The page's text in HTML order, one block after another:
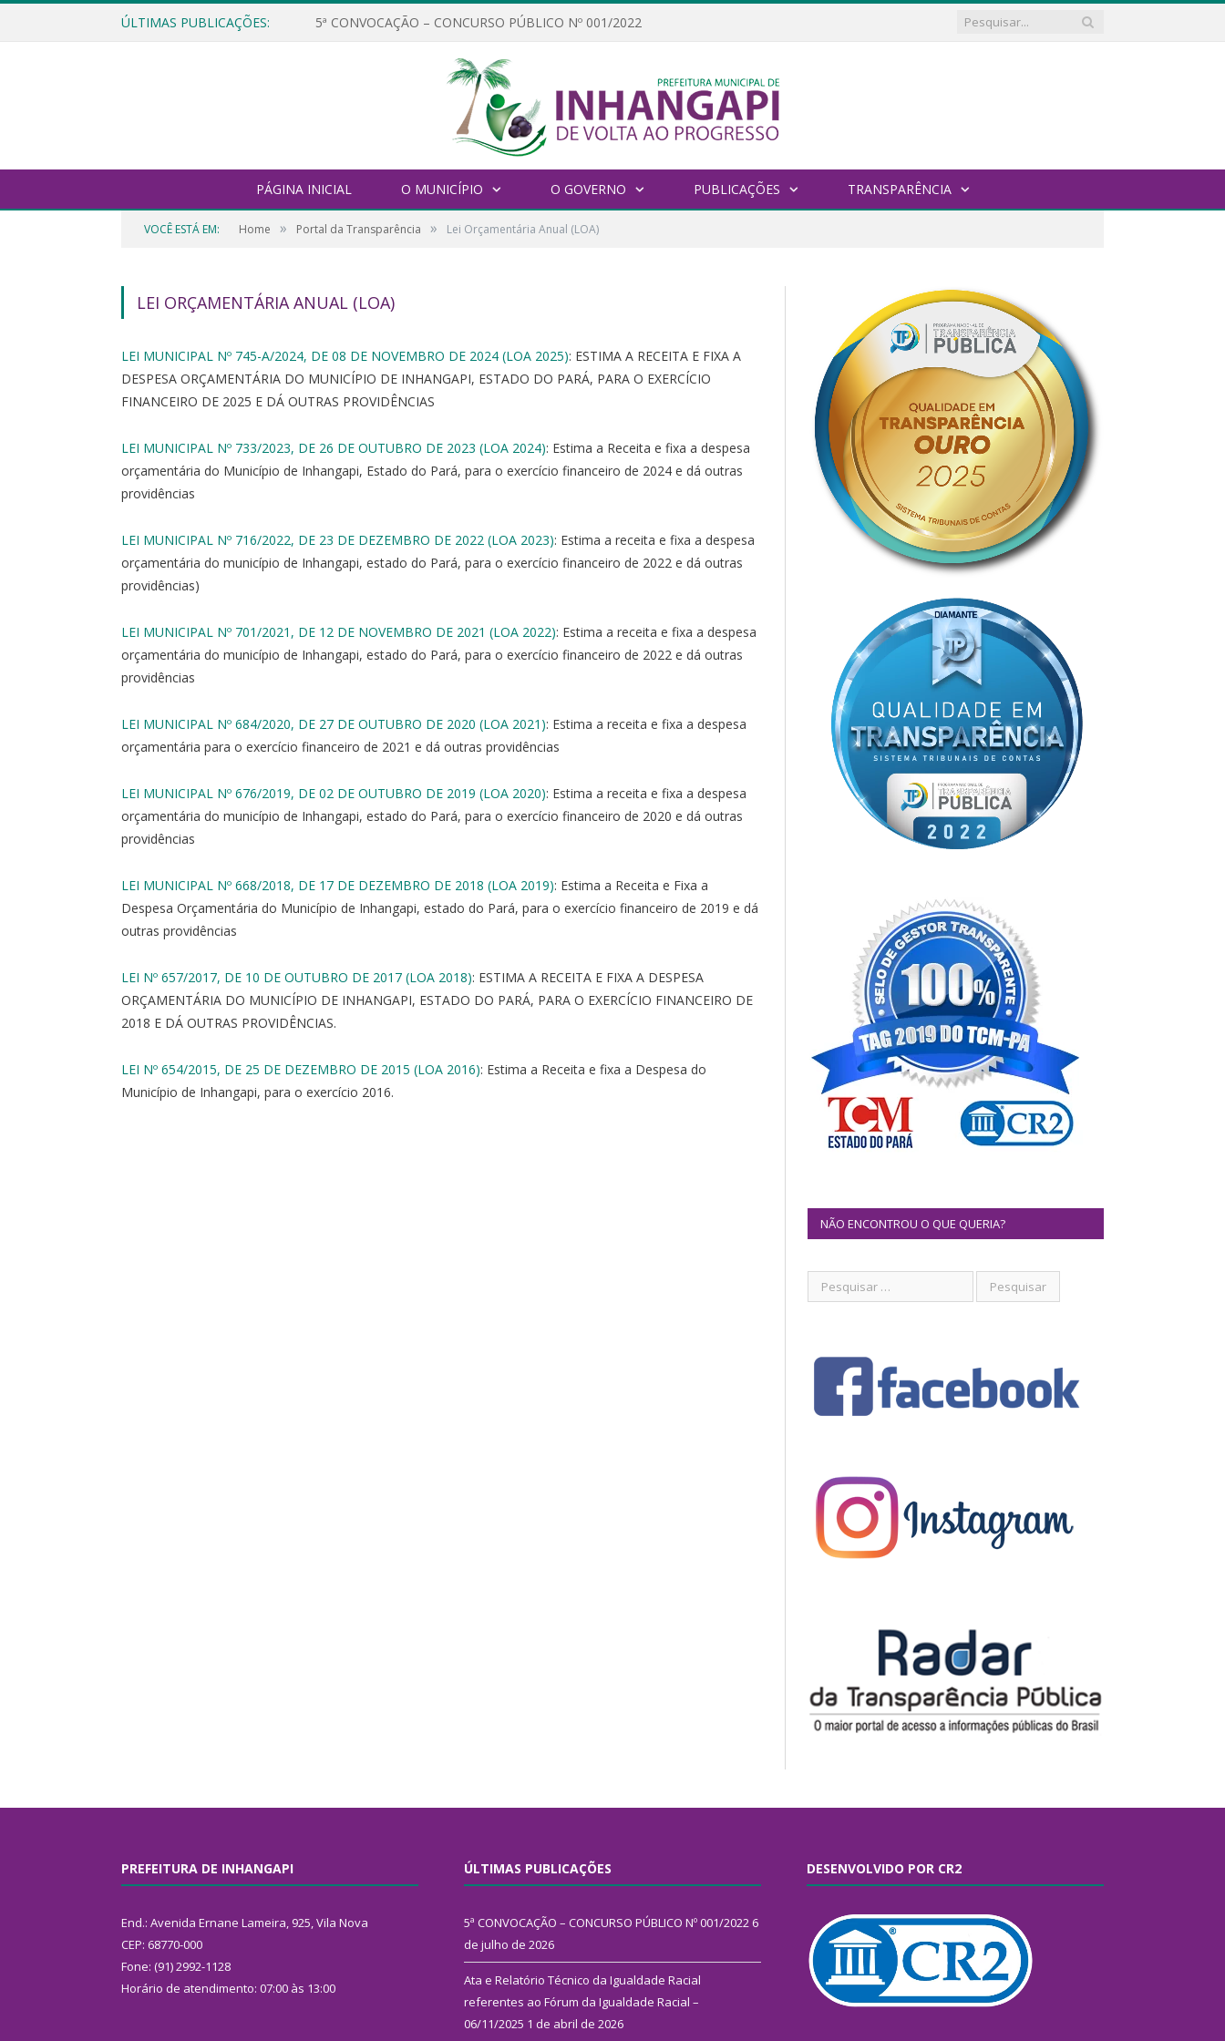
ÚLTIMAS PUBLICAÇÕES: 5ª CONVOCAÇÃO – CONCURSO PÚBLICO Nº 001/2022
PÁGINA INICIAL O MUNICÍPIO O GOVERNO PUBLICAÇÕES TRANSPARÊNCIA
VOCÊ ESTÁ EM: Home » Portal da Transparência » Lei Orçamentária Anual (LOA)
LEI ORÇAMENTÁRIA ANUAL (LOA)
LEI MUNICIPAL Nº 745-A/2024, DE 08 DE NOVEMBRO DE 2024 (LOA 2025): ESTIMA A RECEITA E FIXA A
DESPESA ORÇAMENTÁRIA DO MUNICÍPIO DE INHANGAPI, ESTADO DO PARÁ, PARA O EXERCÍCIO
FINANCEIRO DE 2025 E DÁ OUTRAS PROVIDÊNCIAS
LEI MUNICIPAL Nº 733/2023, DE 26 DE OUTUBRO DE 2023 (LOA 2024): Estima a Receita e fixa a despesa
orçamentária do Município de Inhangapi, Estado do Pará, para o exercício financeiro de 2024 e dá outras
providências
LEI MUNICIPAL Nº 716/2022, DE 23 DE DEZEMBRO DE 2022 (LOA 2023): Estima a receita e fixa a despesa
orçamentária do município de Inhangapi, estado do Pará, para o exercício financeiro de 2022 e dá outras
providências)
LEI MUNICIPAL Nº 701/2021, DE 12 DE NOVEMBRO DE 2021 (LOA 2022): Estima a receita e fixa a despesa
orçamentária do município de Inhangapi, estado do Pará, para o exercício financeiro de 2022 e dá outras
providências
LEI MUNICIPAL Nº 684/2020, DE 27 DE OUTUBRO DE 2020 (LOA 2021): Estima a receita e fixa a despesa
orçamentária para o exercício financeiro de 2021 e dá outras providências
LEI MUNICIPAL Nº 676/2019, DE 02 DE OUTUBRO DE 2019 (LOA 2020): Estima a receita e fixa a despesa
orçamentária do município de Inhangapi, estado do Pará, para o exercício financeiro de 2020 e dá outras
providências
LEI MUNICIPAL Nº 668/2018, DE 17 DE DEZEMBRO DE 2018 (LOA 2019): Estima a Receita e Fixa a
Despesa Orçamentária do Município de Inhangapi, estado do Pará, para o exercício financeiro de 2019 e dá
outras providências
LEI Nº 657/2017, DE 10 DE OUTUBRO DE 2017 (LOA 2018): ESTIMA A RECEITA E FIXA A DESPESA
ORÇAMENTÁRIA DO MUNICÍPIO DE INHANGAPI, ESTADO DO PARÁ, PARA O EXERCÍCIO FINANCEIRO DE
2018 E DÁ OUTRAS PROVIDÊNCIAS.
LEI Nº 654/2015, DE 25 DE DEZEMBRO DE 2015 (LOA 2016): Estima a Receita e fixa a Despesa do
Município de Inhangapi, para o exercício 2016.
NÃO ENCONTROU O QUE QUERIA?
PREFEITURA DE INHANGAPI
End.: Avenida Ernane Lameira, 925, Vila Nova
CEP: 68770-000
Fone: (91) 2992-1128
Horário de atendimento: 07:00 às 13:00
ÚLTIMAS PUBLICAÇÕES
5ª CONVOCAÇÃO – CONCURSO PÚBLICO Nº 001/2022 6
de julho de 2026
Ata e Relatório Técnico da Igualdade Racial
referentes ao Fórum da Igualdade Racial –
06/11/2025 1 de abril de 2026
DESENVOLVIDO POR CR2